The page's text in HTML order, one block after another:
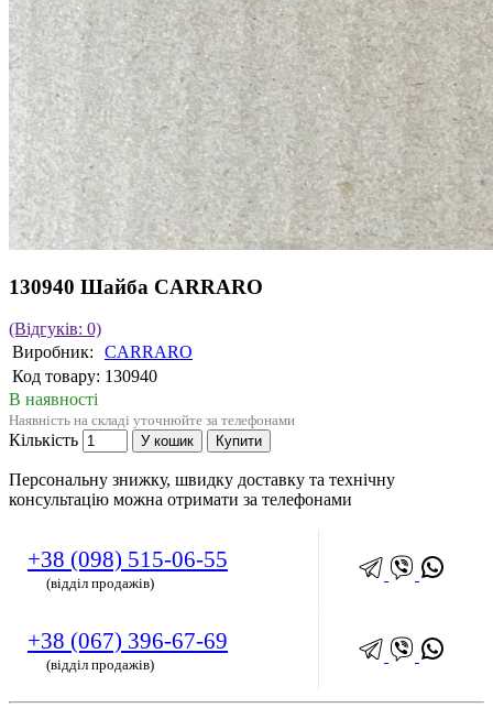
130940 Шайба CARRARO
(Відгуків: 0)
Виробник:
CARRARO
Код товару: 130940
В наявності
Наявність на складі уточнюйте за телефонами
Кількість У кошик Купити
Персональну знижку, швидку доставку та технічну
консультацію можна отримати за телефонами
+38 (098) 515-06-55
(відділ продажів)
+38 (067) 396-67-69
(відділ продажів)